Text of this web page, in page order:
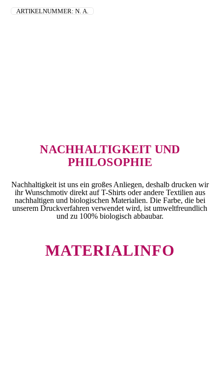
ARTIKELNUMMER:N. A.
NACHHALTIGKEIT UND
PHILOSOPHIE
Nachhaltigkeit ist uns ein großes Anliegen, deshalb drucken wir
ihr Wunschmotiv direkt auf T-Shirts oder andere Textilien aus
nachhaltigen und biologischen Materialien. Die Farbe, die bei
unserem Druckverfahren verwendet wird, ist umweltfreundlich
und zu 100% biologisch abbaubar.
MATERIALINFO